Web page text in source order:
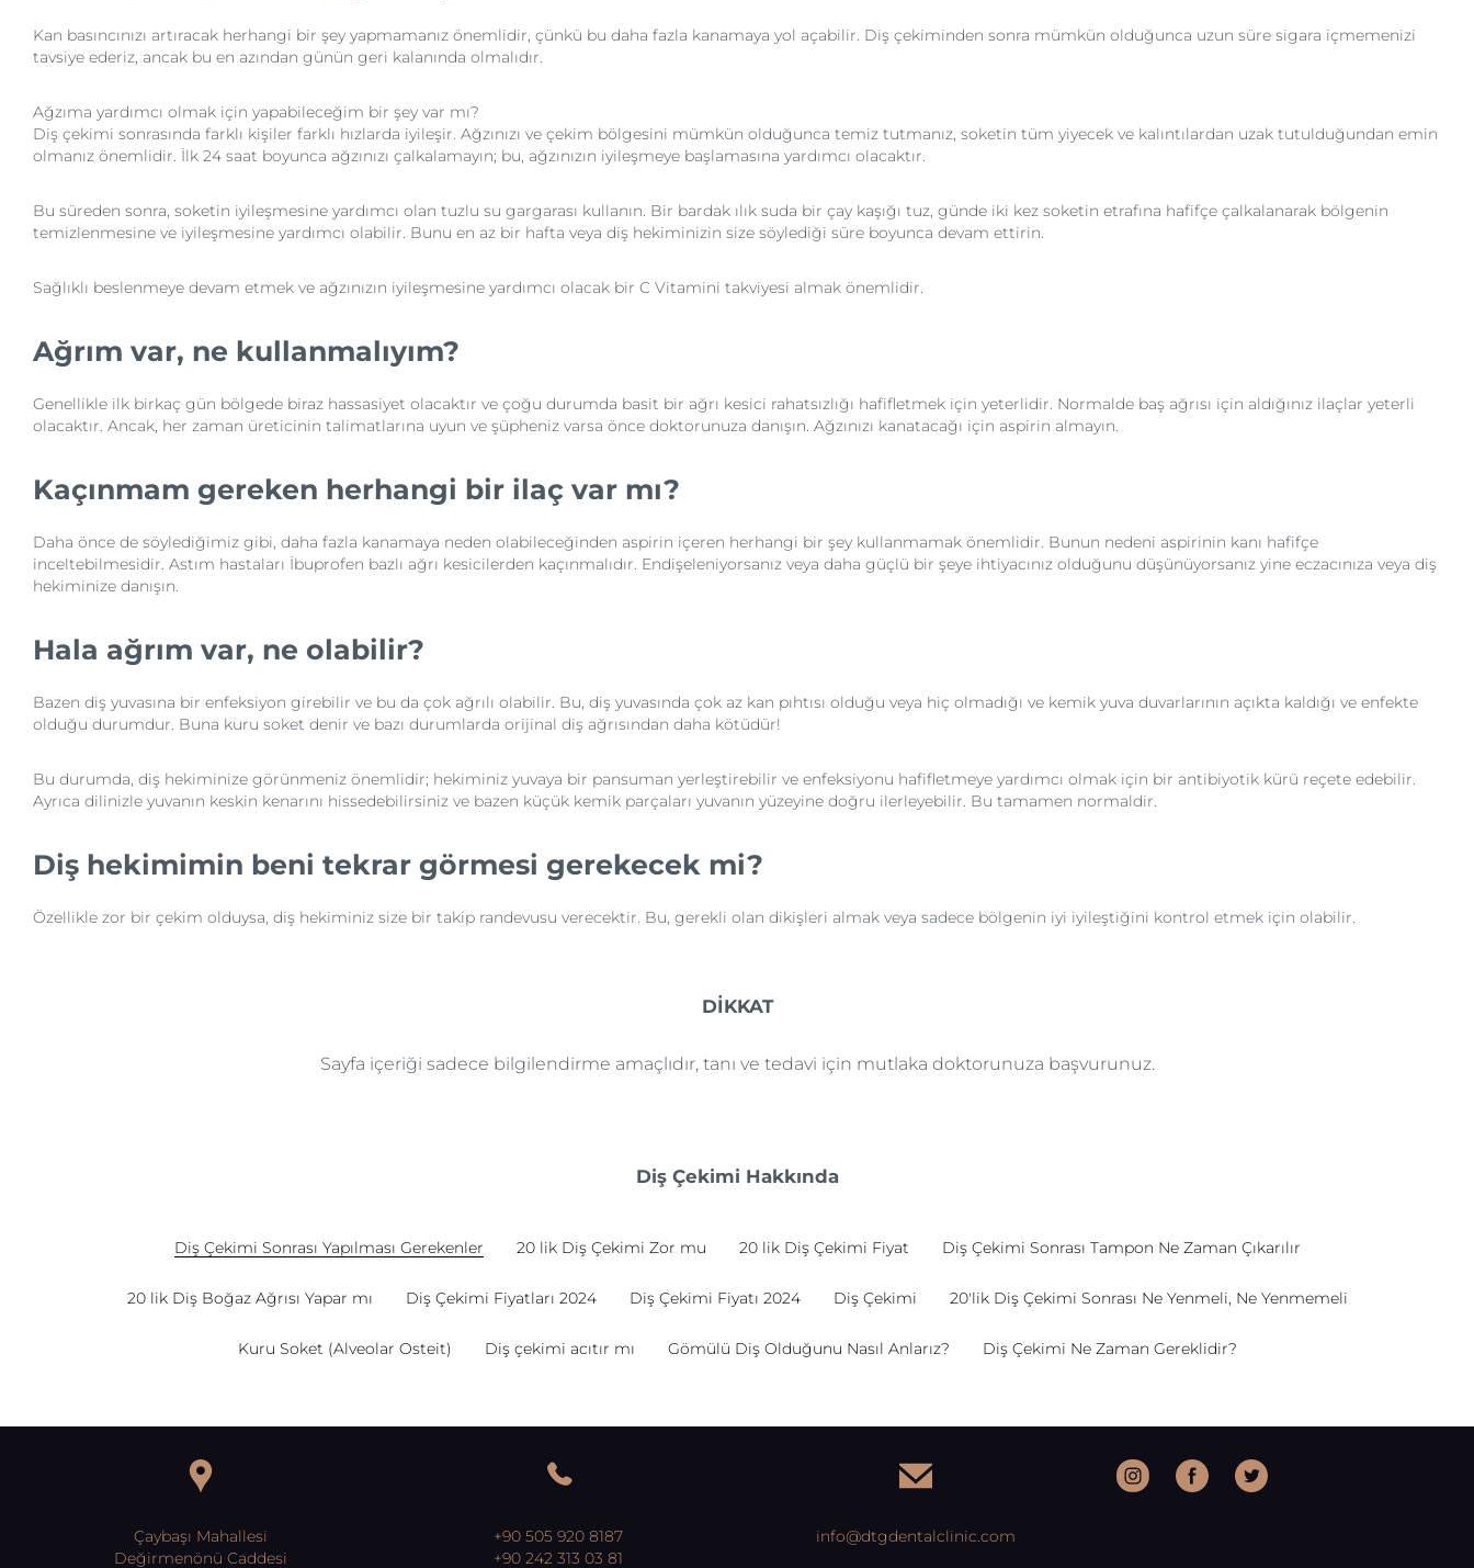
Kan basıncınızı artıracak herhangi bir şey yapmamanız önemlidir, çünkü bu daha fazla kanamaya yol açabilir. Diş çekiminden sonra mümkün olduğunca uzun süre sigara içmemenizi
tavsiye ederiz, ancak bu en azından günün geri kalanında olmalıdır.
Ağzıma yardımcı olmak için yapabileceğim bir şey var mı?
Diş çekimi sonrasında farklı kişiler farklı hızlarda iyileşir. Ağzınızı ve çekim bölgesini mümkün olduğunca temiz tutmanız, soketin tüm yiyecek ve kalıntılardan uzak tutulduğundan emin
olmanız önemlidir. İlk 24 saat boyunca ağzınızı çalkalamayın; bu, ağzınızın iyileşmeye başlamasına yardımcı olacaktır.
Bu süreden sonra, soketin iyileşmesine yardımcı olan tuzlu su gargarası kullanın. Bir bardak ılık suda bir çay kaşığı tuz, günde iki kez soketin etrafına hafifçe çalkalanarak bölgenin
temizlenmesine ve iyileşmesine yardımcı olabilir. Bunu en az bir hafta veya diş hekiminizin size söylediği süre boyunca devam ettirin.
Sağlıklı beslenmeye devam etmek ve ağzınızın iyileşmesine yardımcı olacak bir C Vitamini takviyesi almak önemlidir.
Ağrım var, ne kullanmalıyım?
Genellikle ilk birkaç gün bölgede biraz hassasiyet olacaktır ve çoğu durumda basit bir ağrı kesici rahatsızlığı hafifletmek için yeterlidir. Normalde baş ağrısı için aldığınız ilaçlar yeterli
olacaktır. Ancak, her zaman üreticinin talimatlarına uyun ve şüpheniz varsa önce doktorunuza danışın. Ağzınızı kanatacağı için aspirin almayın.
Kaçınmam gereken herhangi bir ilaç var mı?
Daha önce de söylediğimiz gibi, daha fazla kanamaya neden olabileceğinden aspirin içeren herhangi bir şey kullanmamak önemlidir. Bunun nedeni aspirinin kanı hafifçe
inceltebilmesidir. Astım hastaları İbuprofen bazlı ağrı kesicilerden kaçınmalıdır. Endişeleniyorsanız veya daha güçlü bir şeye ihtiyacınız olduğunu düşünüyorsanız yine eczacınıza veya diş
hekiminize danışın.
Hala ağrım var, ne olabilir?
Bazen diş yuvasına bir enfeksiyon girebilir ve bu da çok ağrılı olabilir. Bu, diş yuvasında çok az kan pıhtısı olduğu veya hiç olmadığı ve kemik yuva duvarlarının açıkta kaldığı ve enfekte
olduğu durumdur. Buna kuru soket denir ve bazı durumlarda orijinal diş ağrısından daha kötüdür!
Bu durumda, diş hekiminize görünmeniz önemlidir; hekiminiz yuvaya bir pansuman yerleştirebilir ve enfeksiyonu hafifletmeye yardımcı olmak için bir antibiyotik kürü reçete edebilir.
Ayrıca dilinizle yuvanın keskin kenarını hissedebilirsiniz ve bazen küçük kemik parçaları yuvanın yüzeyine doğru ilerleyebilir. Bu tamamen normaldir.
Diş hekimimin beni tekrar görmesi gerekecek mi?
Özellikle zor bir çekim olduysa, diş hekiminiz size bir takip randevusu verecektir. Bu, gerekli olan dikişleri almak veya sadece bölgenin iyi iyileştiğini kontrol etmek için olabilir.
DİKKAT
Sayfa içeriği sadece bilgilendirme amaçlıdır, tanı ve tedavi için mutlaka doktorunuza başvurunuz.
Diş Çekimi Hakkında
Diş Çekimi Sonrası Yapılması Gerekenler 20 lik Diş Çekimi Zor mu 20 lik Diş Çekimi Fiyat Diş Çekimi Sonrası Tampon Ne Zaman Çıkarılır
20 lik Diş Boğaz Ağrısı Yapar mı Diş Çekimi Fiyatları 2024 Diş Çekimi Fiyatı 2024 Diş Çekimi 20'lik Diş Çekimi Sonrası Ne Yenmeli, Ne Yenmemeli
Kuru Soket (Alveolar Osteit) Diş çekimi acıtır mı Gömülü Diş Olduğunu Nasıl Anlarız? Diş Çekimi Ne Zaman Gereklidir?
Çaybaşı Mahallesi
Değirmenönü Caddesi
+90 505 920 8187
+90 242 313 03 81
info@dtgdentalclinic.com